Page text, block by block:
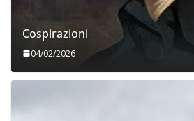
Cospirazioni
04/02/2026